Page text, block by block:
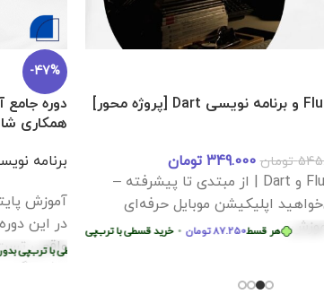
هر قسط 87.250تومان • خرید قسطی با ترب‌پی بدون کارمزد
تومان 349.000 تومان
دوره آموزش Flutter و Dart | از مبتدی تا پیشرفته –
اپلیکیشن موبایل حرفه‌ای
خرید قسطی با ترب‌پی بدون
-47%
دوره
همکاری
برنامه
آموزش
در این
واقعی
از
هر قسط74.750تومان • خرید قسطی با با ترب‌پی بدون کارمزد
124.750تومان •